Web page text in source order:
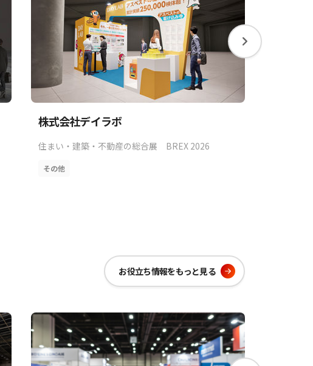
株式会社デイラボ
住まい・建築・不動産の総合展 BREX 2026
その他
お役立ち情報をもっと見る